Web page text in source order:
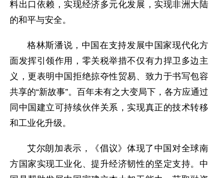
料出口依赖，实现经济多元化发展，实现非洲大陆
的和平与安全。
格林斯潘说，中国在支持发展中国家现代化方
面发挥引领作用，零关税举措不仅有力捍卫多边主
义，更表明中国拒绝掠夺性贸易、致力于书写包容
共享的“新故事”。百年未有之大变局下，各方应通过
同中国建立可持续伙伴关系，实现真正的技术转移
和工业化升级。
艾尔朗加表示，《倡议》体现了中国对全球南
方国家实现工业化、提升经济韧性的坚定支持。中